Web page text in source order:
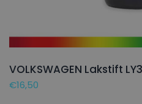
VOLKSWAGEN Lakstift
€16,50